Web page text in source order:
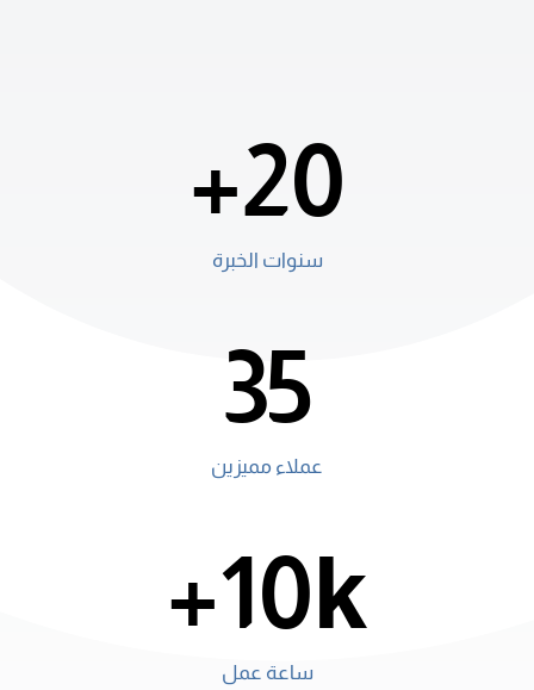
20+
سنوات الخبرة
35
عملاء مميزين
10k+
ساعة عمل